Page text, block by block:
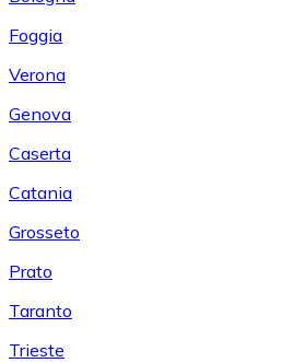
Foggia
Verona
Genova
Caserta
Catania
Grosseto
Prato
Taranto
Trieste